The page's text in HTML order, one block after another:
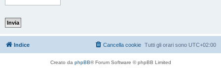
Indice Tutti gli orari sono UTC+02:00
Cancella cookie
Creato da phpBB® Forum Software © phpBB Limited